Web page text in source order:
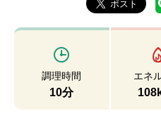
調理時間
10分
エネ